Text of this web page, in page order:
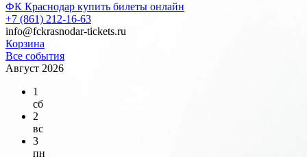
ФК Краснодар купить билеты онлайн
+7 (861) 212-16-63
info@fckrasnodar-tickets.ru
Корзина
Все события
Август 2026
1
сб
2
вс
3
пн